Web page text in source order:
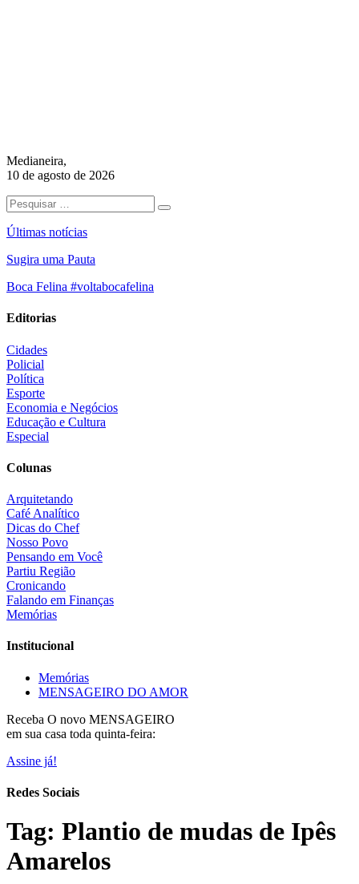
Medianeira,
10 de agosto de 2026
Últimas notícias
Sugira uma Pauta
Boca Felina #voltabocafelina
Editorias
Cidades
Policial
Política
Esporte
Economia e Negócios
Educação e Cultura
Especial
Colunas
Arquitetando
Café Analítico
Dicas do Chef
Nosso Povo
Pensando em Você
Partiu Região
Cronicando
Falando em Finanças
Memórias
Institucional
Memórias
MENSAGEIRO DO AMOR
Receba O novo MENSAGEIRO
em sua casa toda quinta-feira:
Assine já!
Redes Sociais
Tag: Plantio de mudas de Ipês
Amarelos